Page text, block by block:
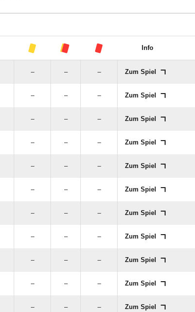
Info
– – – Zum Spiel
– – – Zum Spiel
– – – Zum Spiel
– – – Zum Spiel
– – – Zum Spiel
– – – Zum Spiel
– – – Zum Spiel
– – – Zum Spiel
– – – Zum Spiel
– – – Zum Spiel
– – – Zum Spiel